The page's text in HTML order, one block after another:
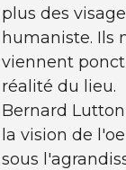
plus des
humaniste. Ils
viennent
réalité du lieu.
Bernard
la vision de
sous